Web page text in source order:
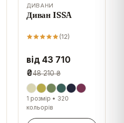
-9%
ДИВАНИ
Диван ISSA
(12)
від 43 710
₴48 210 ₴
1 розмір • 320
кольорів